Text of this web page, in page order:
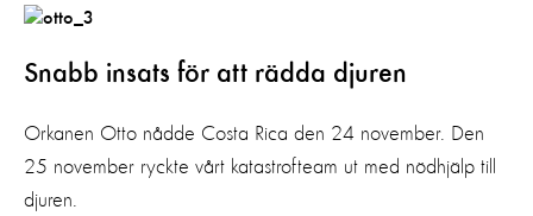
Snabb insats för att rädda djuren
Orkanen Otto nådde Costa Rica den 24 november. Den
25 november ryckte vårt katastrofteam ut med nödhjälp till
djuren.